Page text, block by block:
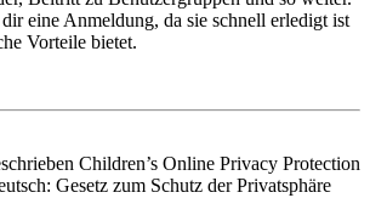
eine Anmeldung, da sie schnell erledigt ist
Vorteile bietet.
Children’s Online Privacy Protection
Gesetz zum Schutz der Privatsphäre